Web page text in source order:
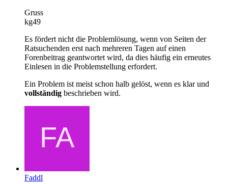
Gruss
kg49
Es fördert nicht die Problemlösung, wenn von Seiten der
Ratsuchenden erst nach mehreren Tagen auf einen
Forenbeitrag geantwortet wird, da dies häufig ein erneutes
Einlesen in die Problemstellung erfordert.
Ein Problem ist meist schon halb gelöst, wenn es klar und
vollständig beschrieben wird.
Faddl